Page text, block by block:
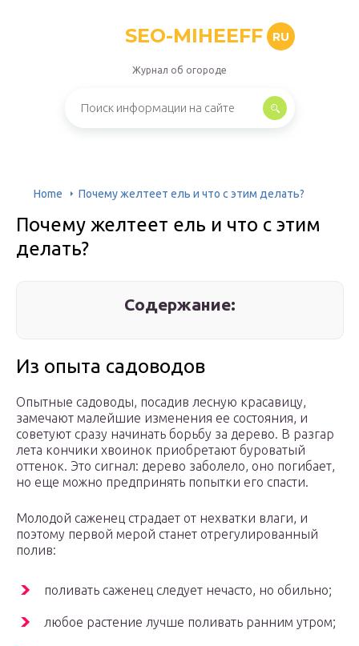
SEO-MIHEEFF RU
Журнал об огороде
Home Почему желтеет ель и что с этим делать?
Почему желтеет ель и что с этим
делать?
Содержание:
Из опыта садоводов
Опытные садоводы, посадив лесную красавицу,
замечают малейшие изменения ее состояния, и
советуют сразу начинать борьбу за дерево. В разгар
лета кончики хвоинок приобретают буроватый
оттенок. Это сигнал: дерево заболело, оно погибает,
но еще можно предпринять попытки его спасти.
Молодой саженец страдает от нехватки влаги, и
поэтому первой мерой станет отрегулированный
полив:
поливать саженец следует нечасто, но обильно;
любое растение лучше поливать ранним утром;